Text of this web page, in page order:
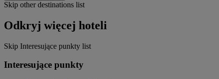
Skip other destinations list
Odkryj więcej hoteli
Skip Interesujące punkty list
Interesujące punkty